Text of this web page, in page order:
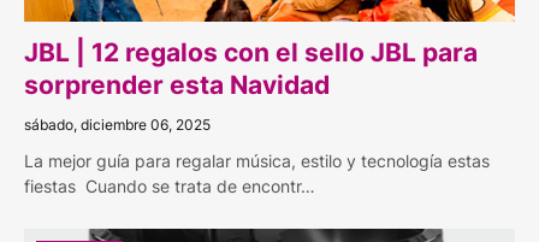
JBL | 12 regalos con el sello JBL para
sorprender esta Navidad
sábado, diciembre 06, 2025
La mejor guía para regalar música, estilo y tecnología estas
fiestas Cuando se trata de encontr…